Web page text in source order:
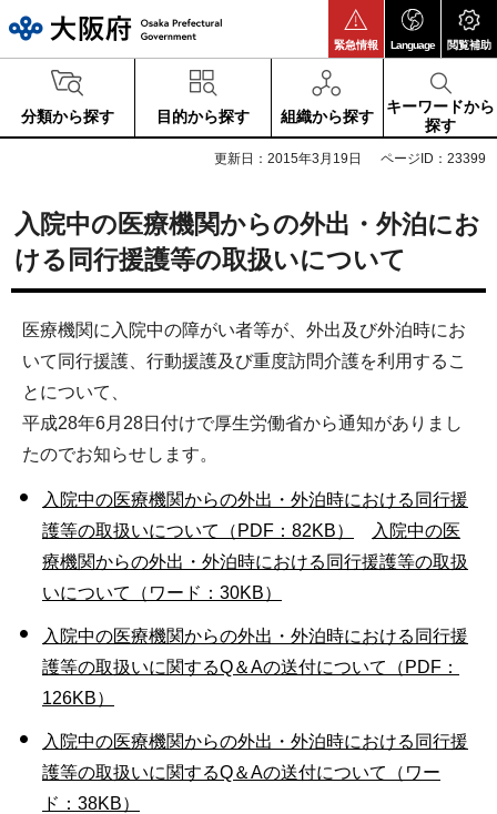
緊急情報 Language 閲覧補助
分類から探す 目的から探す 組織から探す
キーワードから
探す
更新日：2015年3月19日 ページID：23399
入院中の医療機関からの外出・外泊にお
ける同行援護等の取扱いについて
医療機関に入院中の障がい者等が、外出及び外泊時にお
いて同行援護、行動援護及び重度訪問介護を利用するこ
とについて、
平成28年6月28日付けで厚生労働省から通知がありまし
たのでお知らせします。
入院中の医療機関からの外出・外泊時における同行援
護等の取扱いについて（PDF：82KB）
入院中の医
療機関からの外出・外泊時における同行援護等の取扱
いについて（ワード：30KB）
入院中の医療機関からの外出・外泊時における同行援
護等の取扱いに関するQ＆Aの送付について（PDF：
126KB）
入院中の医療機関からの外出・外泊時における同行援
護等の取扱いに関するQ＆Aの送付について（ワー
ド：38KB）